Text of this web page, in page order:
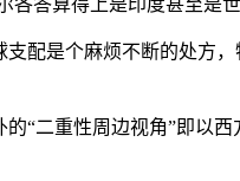
各答算得上是印度甚至是
支配是个麻烦不断的处方
的“二重性周边视角”即以